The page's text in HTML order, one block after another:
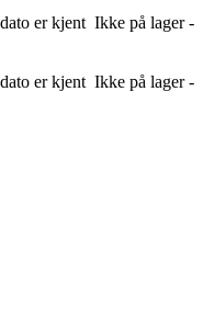
er kjent Ikke på lager -
er kjent Ikke på lager -